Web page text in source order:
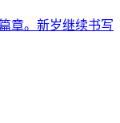
章。新岁继续书写